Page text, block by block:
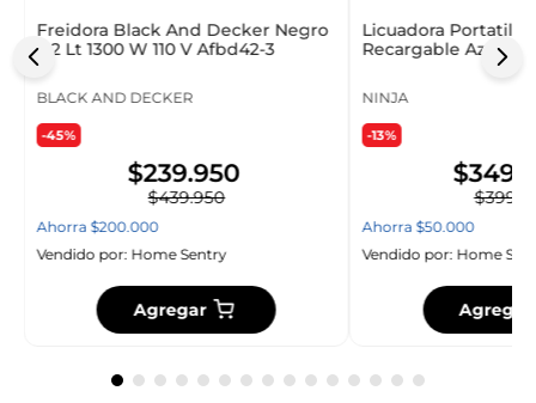
Freidora Black And Decker Negro
4.2 Lt 1300 W 110 V Afbd42-3
BLACK AND DECKER
-45%
$239.950
$439.950
Ahorra $200.000
Vendido por: Home Sentry
Agregar
Licuadora Portatil
Recargable Azul
NINJA
-13%
$349
$399
Ahorra$50.000
Vendido por:Home
Agregar